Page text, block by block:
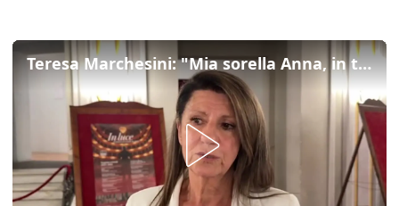
Teresa Marchesini: "Mia sorella Anna, in tv vedevate solo una parte di lei"